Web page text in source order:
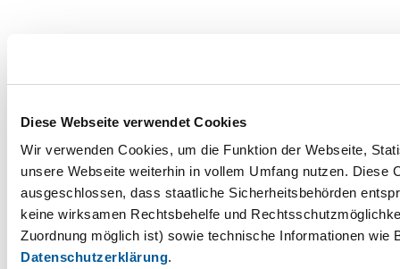
Diese Webseite verwendet Cookies
Wir verwenden Cookies, um die Funktion der Webseite,
unsere Webseite weiterhin in vollem Umfang nutzen.
ausgeschlossen, dass staatliche Sicherheitsbehörden
keine wirksamen Rechtsbehelfe und
Zuordnung möglich ist) sowie technische Informationen wie
Datenschutzerklärung.